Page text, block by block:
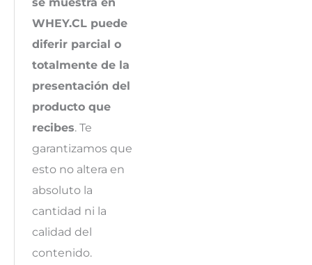
WHEY.CL puede
diferir parcial o
totalmente de la
presentación del
producto que
recibes. Te
garantizamos que
esto no altera en
absoluto la
cantidad ni la
calidad del
contenido.